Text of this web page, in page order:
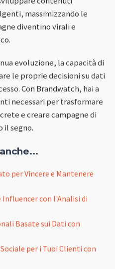
massimizzando le
diventino virali e
evoluzione, la capacità di
le proprie decisioni su dati
Con Brandwatch, hai a
necessari per trasformare
e creare campagne di
il segno.
per Vincere e Mantenere
con l'Analisi di
Basate sui Dati con
per i Tuoi Clienti con